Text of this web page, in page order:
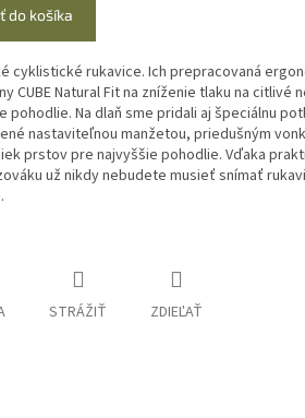
do košíka
cyklistické rukavice. Ich prepracovaná
CUBE Natural Fit na zníženie tlaku na citlivé
pohodlie. Na dlaň sme pridali aj špeciálnu
nastaviteľnou manžetou, priedušným
prstov pre najvyššie pohodlie. Vďaka
už nikdy nebudete musieť snímať
STRÁŽIŤ ZDIEĽAŤ